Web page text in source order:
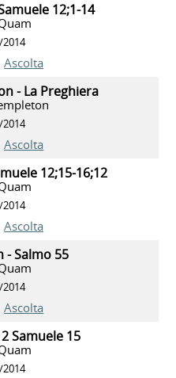
12;1-14
Ascolta
- La Preghiera
Ascolta
12;15-16;12
Ascolta
- Salmo 55
Ascolta
Samuele 15